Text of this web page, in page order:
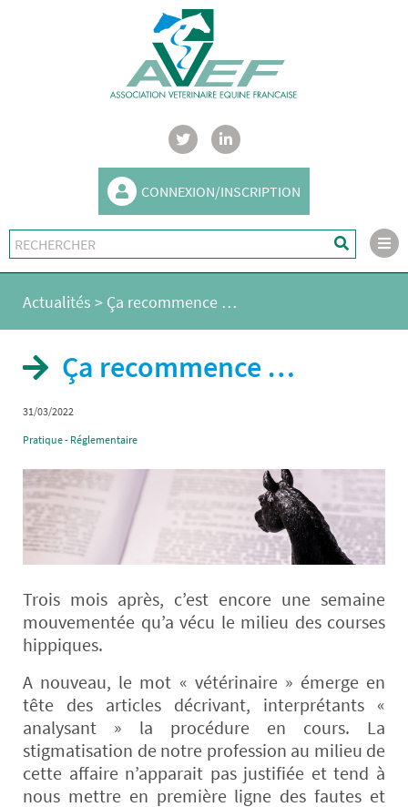
CONNEXION/INSCRIPTION
Actualités > Ça recommence …
Ça recommence …
31/03/2022
Pratique - Réglementaire
Trois mois après, c’est encore une semaine
mouvementée qu’a vécu le milieu des courses
hippiques.
A nouveau, le mot « vétérinaire » émerge en
tête des articles décrivant, interprétants «
analysant » la procédure en cours. La
stigmatisation de notre profession au milieu de
cette affaire n’apparait pas justifiée et tend à
nous mettre en première ligne des fautes et